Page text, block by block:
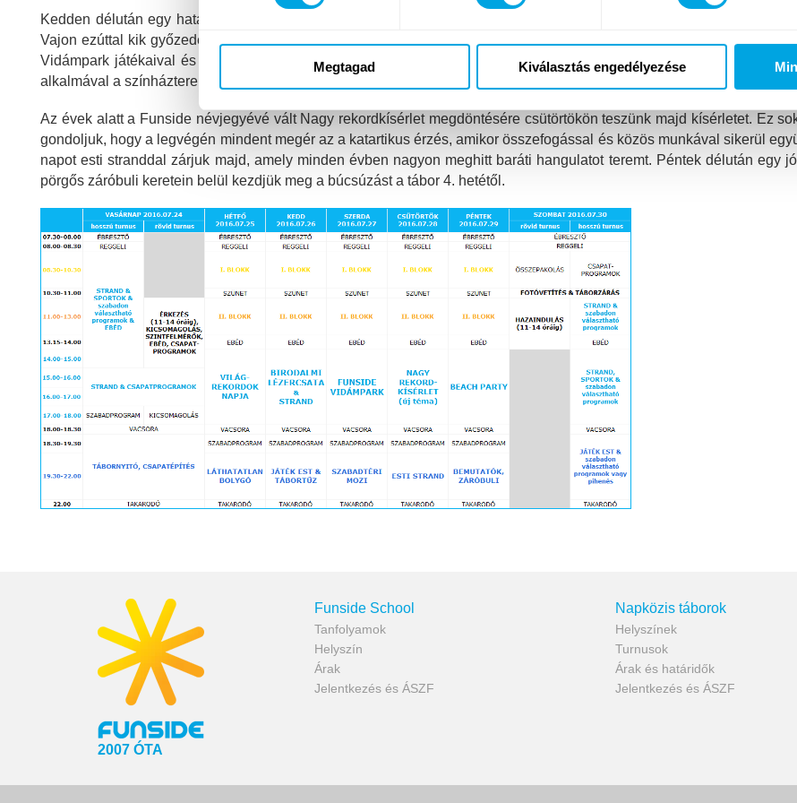
Megtagad Kiválasztás engedélyezése
Kedden délután egy hatalmas Lézercsata bajnokságra várjuk majd a csoportokat, ahol – a 2. turnus után – most
Vajon ezúttal kik győzedelmeskednek majd? Kedd este a játék esten és a tábortűz fénye mellett pihenjük ki a nap
Vidámpark játékaival és megunhatatlan finomságaival vár minket: lesz söprögető játék, élő-csocsó, rodeo ball
alkalmával a színházteremben vetített rajzfilm és a retro szabadtéri mozinkban vetített klasszikus játékfilm közül lehet
Az évek alatt a Funside névjegyévé vált Nagy rekordkísérlet megdöntésére csütörtökön teszünk majd kísérletet. Ez
gondoljuk, hogy a legvégén mindent megér az a katartikus érzés, amikor összefogással és közös munkával sikerül
napot esti stranddal zárjuk majd, amely minden évben nagyon meghitt baráti hangulatot teremt. Péntek délután egy
pörgős záróbuli keretein belül kezdjük meg a búcsúzást a tábor 4. hetétől.
2007 ÓTA
Funside School
Tanfolyamok
Helyszín
Árak
Jelentkezés és ÁSZF
Napközis táborok
Helyszínek
Turnusok
Árak és határidők
Jelentkezés és ÁSZF